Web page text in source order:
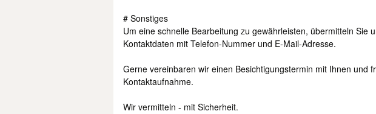
# Sonstiges
Um eine schnelle Bearbeitung zu gewährleisten, übermitteln Sie
Kontaktdaten mit Telefon-Nummer und E-Mail-Adresse.
Gerne vereinbaren wir einen Besichtigungstermin mit Ihnen und
Kontaktaufnahme.
Wir vermitteln - mit Sicherheit.